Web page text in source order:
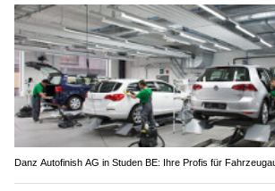
Danz Autofinish AG in Studen BE: Ihre Profis für